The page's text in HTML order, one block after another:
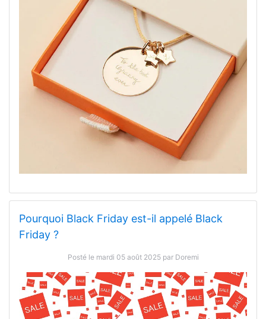
Pourquoi Black Friday est-il appelé Black
Friday ?
Posté le mardi 05 août 2025 par Doremi